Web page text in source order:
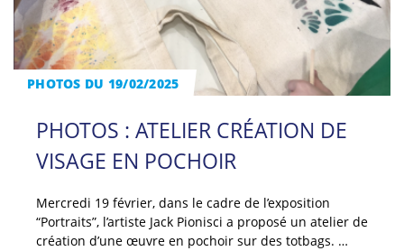
PHOTOS DU 19/02/2025
PHOTOS : ATELIER CRÉATION DE
VISAGE EN POCHOIR
Mercredi 19 février, dans le cadre de l’exposition
“Portraits”, l’artiste Jack Pionisci a proposé un atelier de
création d’une œuvre en pochoir sur des totbags. …